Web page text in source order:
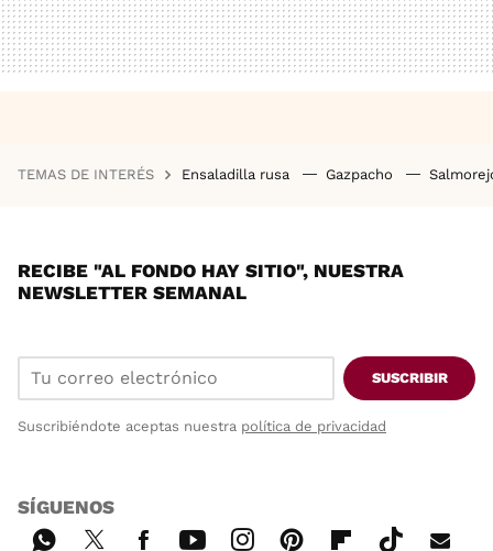
TEMAS DE INTERÉS Ensaladilla rusa Gazpacho
RECIBE "AL FONDO HAY SITIO", NUESTRA
NEWSLETTER SEMANAL
SUSCRIBIR
Suscribiéndote aceptas nuestra política de privacidad
SÍGUENOS